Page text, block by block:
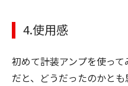
4.使用感
初めて計装アンプを使っ
だと、どうだったのかと